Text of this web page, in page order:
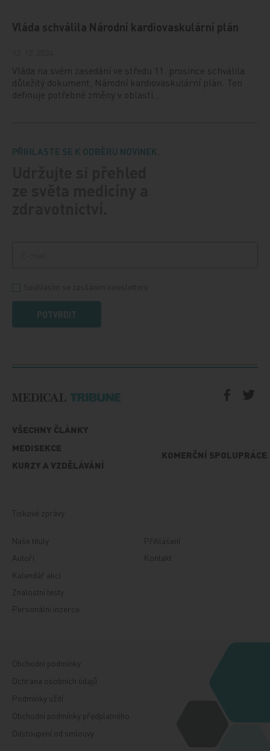
Vláda schválila Národní kardiovaskulární plán
Vláda na svém zasedání ve středu 11. prosince schválila
důležitý dokument, Národní kardiovaskulární plán. Ten
definuje potřebné změny v oblasti…
PŘIHLASTE SE K ODBĚRU NOVINEK.
POTVRDIT
VŠECHNY ČLÁNKY
MEDISEKCE
KURZY A VZDĚLÁVÁNÍ
KOMERČNÍ SPOLUPRÁCE
Tiskové zprávy
Naše tituly
Autoři
Kalendář akcí
Znalostní testy
Personální inzerce
Přihlášení
Kontakt
Obchodní podmínky
Ochrana osobních údajů
Podmínky užití
Obchodní podmínky předplatného
Odstoupení od smlouvy